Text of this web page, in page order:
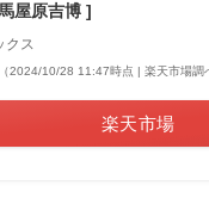
屋原吉博 ]
クス
（2024/10/28 11:47時点 | 楽天市場調
楽天市場